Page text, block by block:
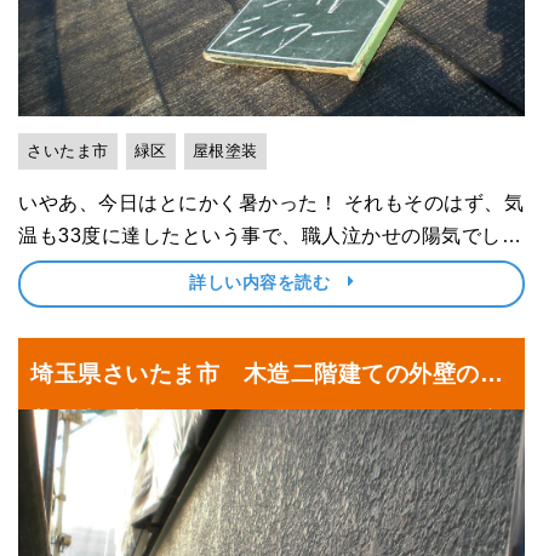
さいたま市 緑区 屋根塗装
いやあ、今日はとにかく暑かった！ それもそのはず、気
温も33度に達したという事で、職人泣かせの陽気でし
た。 さいたま市緑区で屋根の塗装工事 そんな夏本番さ
ながらの本日、さいたま市緑区にお住いC様邸（木造二
階建て）にて屋根の塗装工事を行ってました。 ･･･
詳しい内容を読む
埼玉県さいたま市 木造二階建ての外壁の塗
装工事（上塗り二回目）｜埼玉県さいたま市
桜区にお住いのH様邸にて塗り替えリフォー
ム中